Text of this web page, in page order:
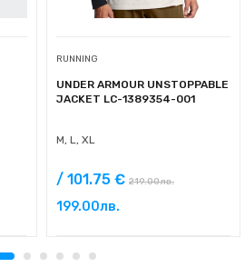
RUNNING
UNDER ARMOUR UNSTOPPABLE
JACKET LC-1389354-001
M, L, XL
/ 101.75 € 219.00лв.
199.00лв.